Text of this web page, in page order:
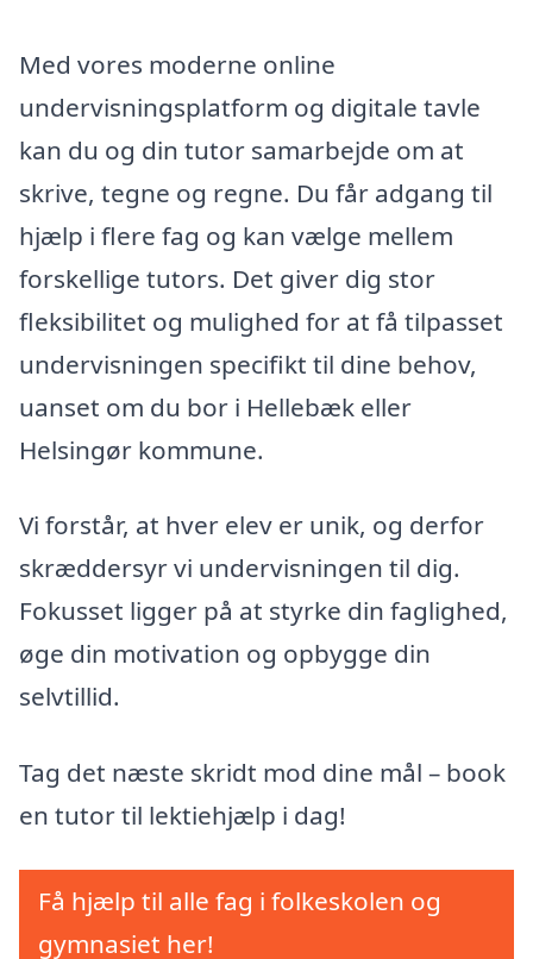
Med vores moderne online
undervisningsplatform og digitale tavle
kan du og din tutor samarbejde om at
skrive, tegne og regne. Du får adgang til
hjælp i flere fag og kan vælge mellem
forskellige tutors. Det giver dig stor
fleksibilitet og mulighed for at få tilpasset
undervisningen specifikt til dine behov,
uanset om du bor i Hellebæk eller
Helsingør kommune.
Vi forstår, at hver elev er unik, og derfor
skræddersyr vi undervisningen til dig.
Fokusset ligger på at styrke din faglighed,
øge din motivation og opbygge din
selvtillid.
Tag det næste skridt mod dine mål – book
en tutor til lektiehjælp i dag!
Få hjælp til alle fag i folkeskolen og
gymnasiet her!